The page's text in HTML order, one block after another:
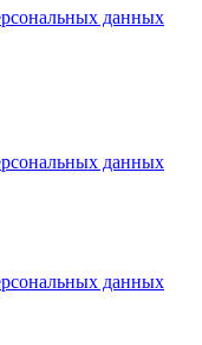
данных
данных
данных